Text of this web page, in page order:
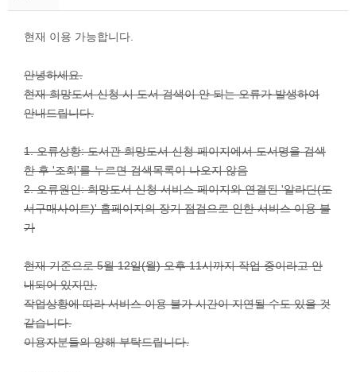
현재 이용 가능합니다.
안녕하세요.
현재 희망도서 신청 시 도서 검색이 안 되는 오류가 발생하여
안내드립니다.
1. 오류상황: 도서관 희망도서 신청 페이지에서 도서명을 검색
한 후 '조회'를 누르면 검색목록이 나오지 않음
2. 오류원인: 희망도서 신청 서비스 페이지와 연결된 '알라딘(도
서구매사이트)' 홈페이지의 장기 점검으로 인한 서비스 이용 불
가
현재 기준으로 5월 12일(월) 오후 11시까지 작업 중이라고 안
내되어 있지만,
작업상황에 따라 서비스 이용 불가 시간이 지연될 수도 있을 것
같습니다.
이용자분들의 양해 부탁드립니다.